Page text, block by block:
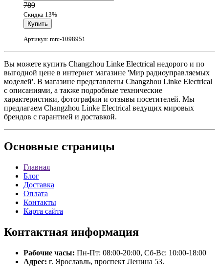
789
Скидка 13%
Артикул: mrc-1098951
Вы можете купить Changzhou Linke Electrical недорого и по
выгодной цене в интернет магазине 'Мир радиоуправляемых
моделей'. В магазине представлены Changzhou Linke Electrical
с описаниями, а также подробные технические
характеристики, фотографии и отзывы посетителей. Мы
предлагаем Changzhou Linke Electrical ведущих мировых
брендов с гарантией и доставкой.
Основные страницы
Главная
Блог
Доставка
Оплата
Контакты
Карта сайта
Контактная информация
Рабочие часы: Пн-Пт: 08:00-20:00, Сб-Вс: 10:00-18:00
Адрес: г. Ярославль, проспект Ленина 53.